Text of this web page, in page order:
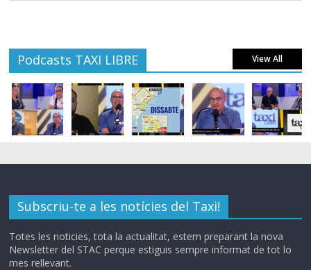
Podcasts TAXI LIBRE View All
Subscriu-te a les notícies del Taxi!
Totes les noticies, tota la actualitat, estem preparant la nova
Newsletter del STAC perque estiguis sempre informat de tot lo
mes rellevant.